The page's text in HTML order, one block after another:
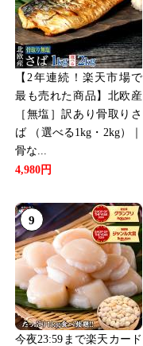
【2年連続！楽天市場で
最も売れた商品】北欧産
［無塩］訳あり骨取りさ
ば （選べる1kg・2kg）｜
骨な...
4,980円
9
今夜23:59まで楽天カード